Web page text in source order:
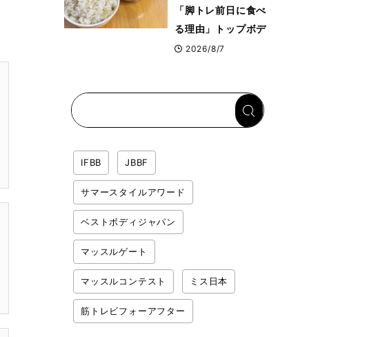
「脚トレ前日に食べ
る理由」トップボデ
ィビルダーが愛用す
2026/8/7
IFBB JBBF
サマースタイルアワード
ベストボディジャパン
マッスルゲート
マッスルコンテスト ミス日本
筋トレビフォーアフター